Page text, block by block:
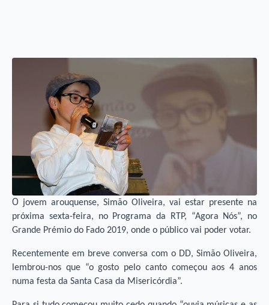
O jovem arouquense, Simão Oliveira, vai estar presente na
próxima sexta-feira, no Programa da RTP, “Agora Nós”, no
Grande Prémio do Fado 2019, onde o público vai poder votar.
Recentemente em breve conversa com o DD, Simão Oliveira,
lembrou-nos que “o gosto pelo canto começou aos 4 anos
numa festa da Santa Casa da Misericórdia”.